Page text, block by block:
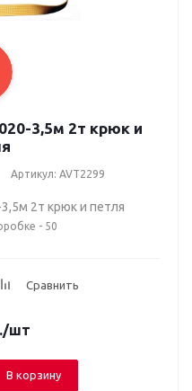
3,5м 2т крюк и
Артикул: AVT2299
2т крюк и петля
- 50
Сравнить
/шт
В корзину